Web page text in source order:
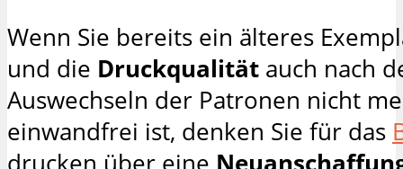
Wenn Sie bereits ein älteres
und die Druckqualität auch nach
Auswechseln der Patronen nicht
einwandfrei ist, denken Sie für das